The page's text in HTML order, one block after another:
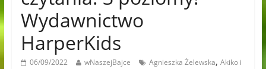
Wydawnictwo
HarperKids
06/09/2022 wNaszejBajce Agnieszka Żelewska, Akiko i